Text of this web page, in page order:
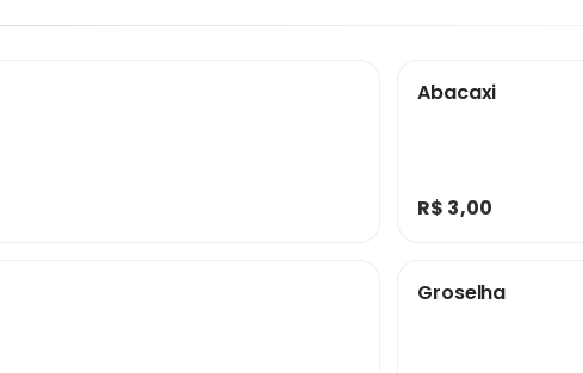
Abacaxi
R$ 3,00
Groselha